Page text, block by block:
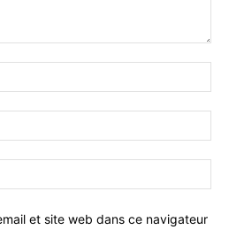
et site web dans ce navigateur